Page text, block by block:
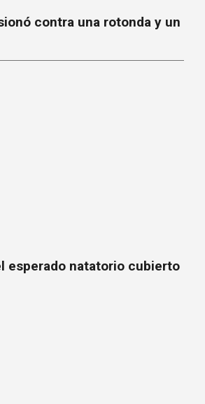
contra una rotonda y un
esperado natatorio cubierto